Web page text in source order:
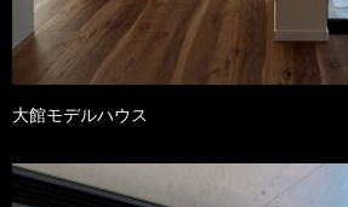
大館モデルハウス